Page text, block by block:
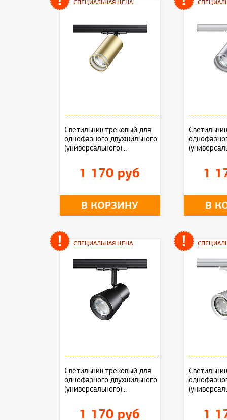
СПЕЦИАЛЬНАЯ ЦЕНА
Светильник трековый для
однофазного двухжильного
(универсального)...
1 170 руб
В КОРЗИНУ
1
В
СПЕЦИАЛЬНАЯ ЦЕНА
Светильник трековый для
однофазного двухжильного
(универсального)...
1 170 руб 1